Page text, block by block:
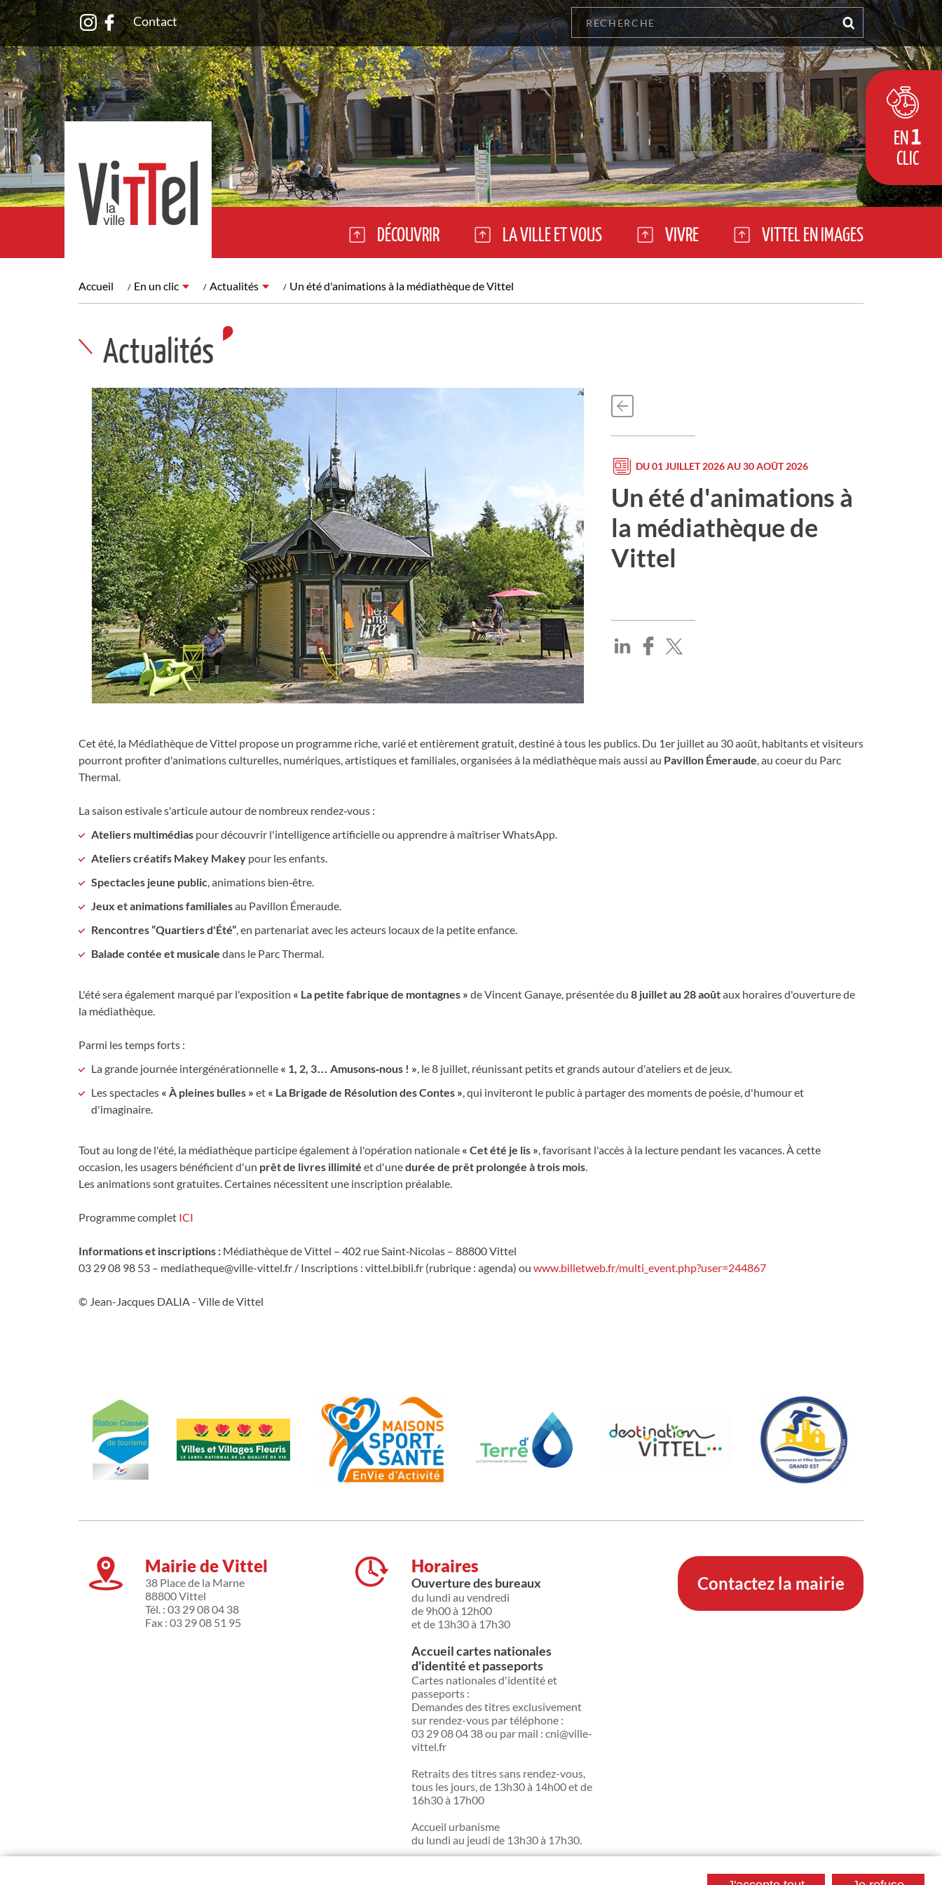
DÉCOUVRIR LA VILLE ET VOUS VIVRE VITTEL EN IMAGES
Contact
EN1
CLIC
Accueil En un clic Actualités Un été d'animations à la médiathèque de Vittel
Actualités
DU 01 JUILLET 2026 AU 30 AOÛT 2026
Un été d'animations à
la médiathèque de
Vittel
Partager sur LinkedIn
Partager sur Facebook
Partager sur X
Cet été, la Médiathèque de Vittel propose un programme riche, varié et entièrement gratuit, destiné à tous les publics. Du 1er juillet au 30 août, habitants et visiteurs
pourront profiter d'animations culturelles, numériques, artistiques et familiales, organisées à la médiathèque mais aussi au Pavillon Émeraude, au coeur du Parc
Thermal.
La saison estivale s'articule autour de nombreux rendez‑vous :
Ateliers multimédias pour découvrir l'intelligence artificielle ou apprendre à maîtriser WhatsApp.
Ateliers créatifs Makey Makey pour les enfants.
Spectacles jeune public, animations bien‑être.
Jeux et animations familialesau Pavillon Émeraude.
Rencontres “Quartiers d'Été”, en partenariat avec les acteurs locaux de la petite enfance.
Balade contée et musicale dans le Parc Thermal.
L'été sera également marqué par l'exposition « La petite fabrique de montagnes » de Vincent Ganaye, présentée du 8 juillet au 28 aoûtaux horaires d'ouverture de
la médiathèque.
Parmi les temps forts :
La grande journée intergénérationnelle « 1, 2, 3… Amusons‑nous ! », le 8 juillet, réunissant petits et grands autour d'ateliers et de jeux.
Les spectacles « À pleines bulles » et « La Brigade de Résolution des Contes », qui inviteront le public à partager des moments de poésie, d'humour et
d'imaginaire.
Tout au long de l'été, la médiathèque participe également à l'opération nationale « Cet été je lis », favorisant l'accès à la lecture pendant les vacances. À cette
occasion, les usagers bénéficient d'un prêt de livres illimité et d'unedurée de prêt prolongée à trois mois.
Les animations sont gratuites. Certaines nécessitent une inscription préalable.
Programme complet ICI
Informations et inscriptions : Médiathèque de Vittel – 402 rue Saint‑Nicolas – 88800 Vittel
03 29 08 98 53 – mediatheque@ville-vittel.fr / Inscriptions : vittel.bibli.fr (rubrique : agenda) ou www.billetweb.fr/multi_event.php?user=244867
© Jean-Jacques DALIA - Ville de Vittel
Mairie de Vittel
38 Place de la Marne
88800 Vittel
Tél. : 03 29 08 04 38
Fax : 03 29 08 51 95
Horaires
Ouverture des bureaux
du lundi au vendredi
de 9h00 à 12h00
et de 13h30 à 17h30
Accueil cartes nationales
d'identité et passeports
Cartes nationales d'identité et
passeports :
Demandes des titres exclusivement
sur rendez-vous par téléphone :
03 29 08 04 38 ou par mail : cni@ville-
vittel.fr
Retraits des titres sans rendez-vous,
tous les jours, de 13h30 à 14h00 et de
16h30 à 17h00
Accueil urbanisme
du lundi au jeudi de 13h30 à 17h30.
Contactez la mairie